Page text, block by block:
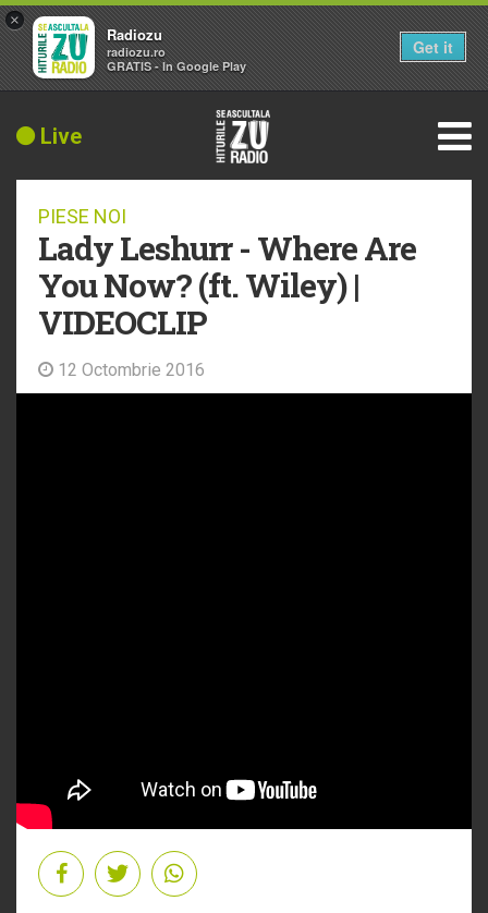
Live
PIESE NOI
Lady Leshurr - Where Are
You Now? (ft. Wiley) |
VIDEOCLIP
12 Octombrie 2016
×
Radiozu
radiozu.ro
GRATIS - In Google Play
Get it